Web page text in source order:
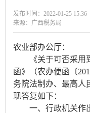
发布时间：2022-01-25 15:36
来源：广西税务局
农业部办公厅：
《关于可否采
函》（农办便函〔
务院法制办、最高人
现答复如下：
一、行政机关作